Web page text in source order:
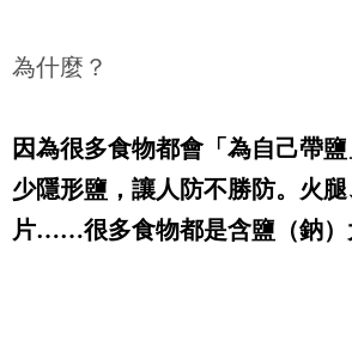
為什麼？
因為很多食物都會「為自己帶
少隱形鹽，讓人防不勝防。火
片……很多食物都是含鹽（鈉）